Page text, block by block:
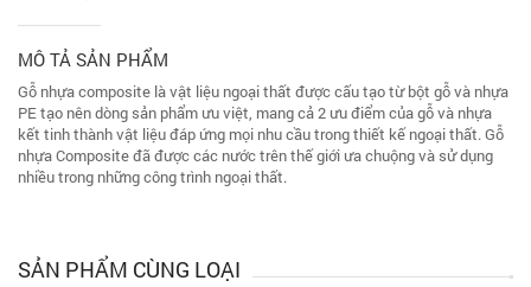
MÔ TẢ SẢN PHẨM
Gỗ nhựa composite là vật liệu ngoại thất được cấu tạo từ bột gỗ và nhựa
PE tạo nên dòng sản phẩm ưu việt, mang cả 2 ưu điểm của gỗ và nhựa
kết tinh thành vật liệu đáp ứng mọi nhu cầu trong thiết kế ngoại thất. Gỗ
nhựa Composite đã được các nước trên thế giới ưa chuộng và sử dụng
nhiều trong những công trình ngoại thất.
SẢN PHẨM CÙNG LOẠI